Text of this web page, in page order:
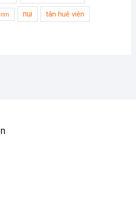
nui tân huê viên